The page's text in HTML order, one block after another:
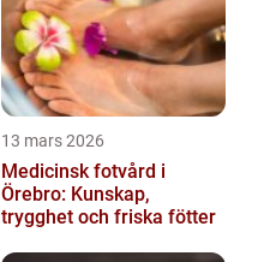
13 mars 2026
Medicinsk fotvård i
Örebro: Kunskap,
trygghet och friska fötter